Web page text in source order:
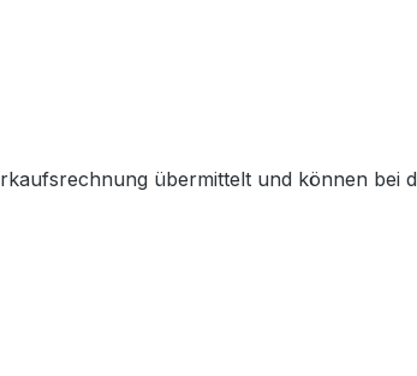
übermittelt und können bei